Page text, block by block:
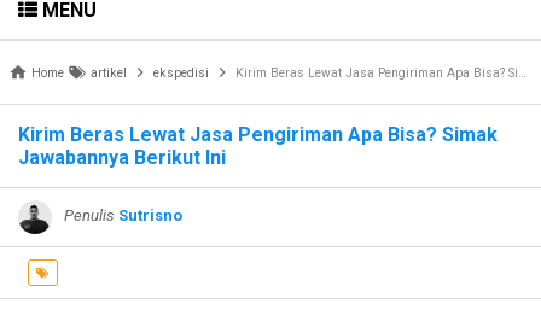
MENU
Home artikel ekspedisi Kirim Beras Lewat Jasa Pengiriman Apa Bisa? Simak Jawabannya Berikut Ini
Kirim Beras Lewat Jasa Pengiriman Apa Bisa? Simak
Jawabannya Berikut Ini
Penulis Sutrisno